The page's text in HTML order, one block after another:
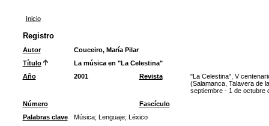
Inicio
Registro
Autor
Couceiro, María Pilar
Título
La música en "La Celestina"
Año
2001 Revista
"La Celestina", V
(Salamanca, Talavera de
septiembre - 1 de octubre
Número
Fascículo
Palabras clave
Música; Lenguaje; Léxico